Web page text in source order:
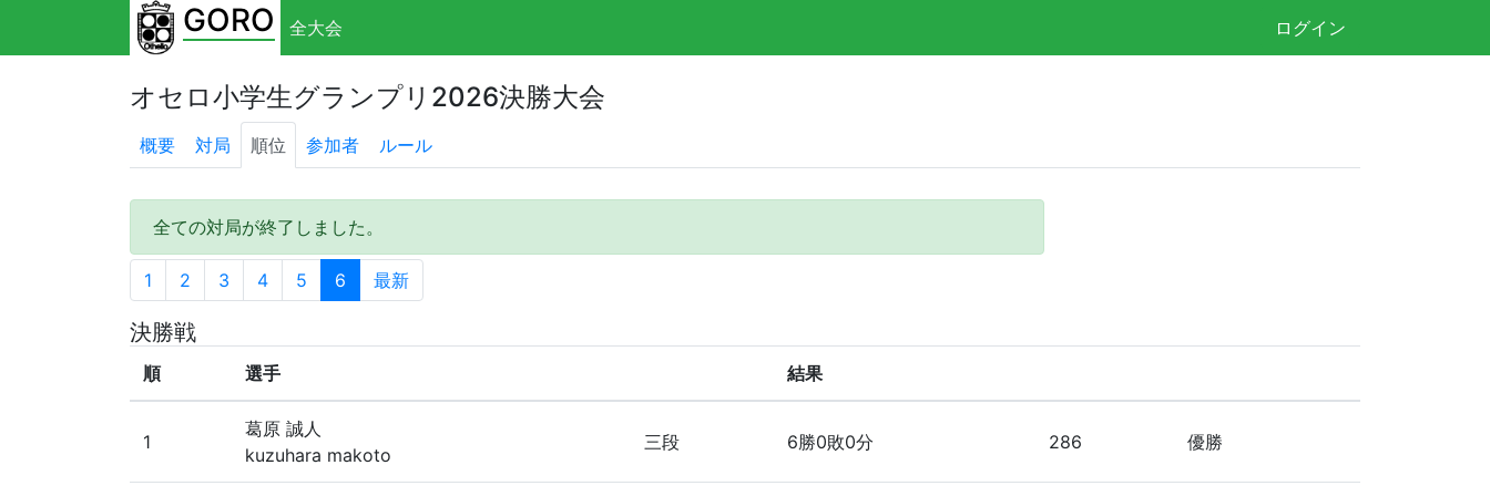
GORO 全大会 ログイン
オセロ小学生グランプリ2026決勝大会
概要 対局 順位 参加者 ルール
全ての対局が終了しました。
1 2 3 4 5 6 最新
決勝戦
順 選手 結果
1
葛原 誠人
kuzuhara makoto
三段 6勝0敗0分 286 優勝